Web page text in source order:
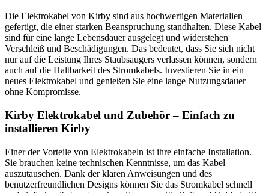
Die Elektrokabel von Kirby sind aus hochwertigen Materialien
gefertigt, die einer starken Beanspruchung standhalten. Diese Kabel
sind für eine lange Lebensdauer ausgelegt und widerstehen
Verschleiß und Beschädigungen. Das bedeutet, dass Sie sich nicht
nur auf die Leistung Ihres Staubsaugers verlassen können, sondern
auch auf die Haltbarkeit des Stromkabels. Investieren Sie in ein
neues Elektrokabel und genießen Sie eine lange Nutzungsdauer
ohne Kompromisse.
Kirby Elektrokabel und Zubehör – Einfach zu
installieren Kirby
Einer der Vorteile von Elektrokabeln ist ihre einfache Installation.
Sie brauchen keine technischen Kenntnisse, um das Kabel
auszutauschen. Dank der klaren Anweisungen und des
benutzerfreundlichen Designs können Sie das Stromkabel schnell